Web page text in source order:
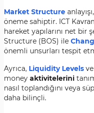
Market Structure
öneme sahiptir. ICT
hareket yapılarını net
Structure (BOS) ile
önemli unsurları tespit
Ayrıca, Liquidity Levels
money aktivitelerini
nasıl toplandığını veya
daha bilinçli.